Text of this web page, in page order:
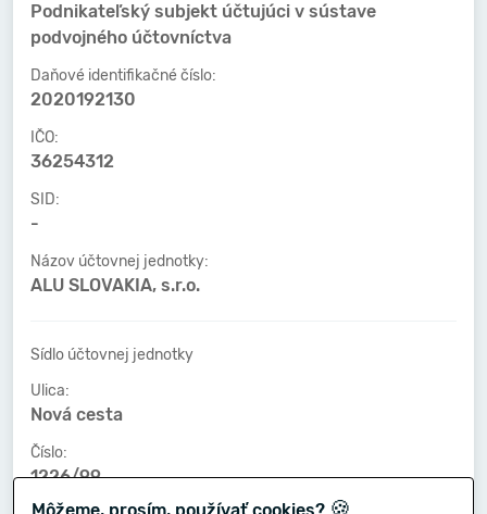
Podnikateľský subjekt účtujúci v sústave
podvojného účtovníctva
Daňové identifikačné číslo:
2020192130
IČO:
36254312
SID:
-
Názov účtovnej jednotky:
ALU SLOVAKIA, s.r.o.
Sídlo účtovnej jednotky
Ulica:
Nová cesta
Číslo:
1226/99
🍪